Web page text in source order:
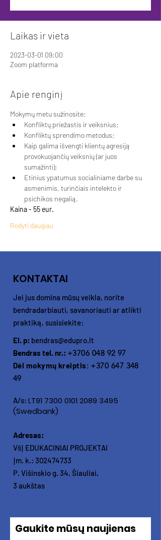
Laikas ir vieta
2023-03-01 09:00
Zoom platforma
Apie renginį
Mokymų metu sužinosite:
Konfliktų priežastis ir veiksnius;
Konfliktų sprendimo metodus;
Kaip galima išvengti klientų agresiją
provokuojančių veiksnių (ar juos
sumažinti);
Etinius ypatumus socialiniame darbe su
asmenimis, turinčiais intelekto ir
psichikos negalią.
Kaina - 55 eur.
Rodyti daugiau
KONTAKTAI
Jei jus domina mūsų veikla, norite
bendradarbiauti, savanoriauti ar atlikti
praktiką, susisiekite:
El. p: bendras@edupro.lt
Bendras tel. nr.: +3706 048 92 97
Dėl mokymų kreiptis: +370 647 348
49
A/s: LT91 7300 0101 2089 3495
(Swedbank)
Adresas:
VšĮ EDUKACINIAI PROJEKTAI
Įm. k.: 302474733
P. Višinskio g. 34, Šiauliai,
3 aukštas
Gaukite mūsų naujienas